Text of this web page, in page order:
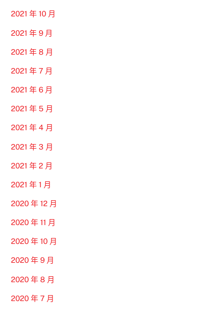
2021 年 10 月
2021 年 9 月
2021 年 8 月
2021 年 7 月
2021 年 6 月
2021 年 5 月
2021 年 4 月
2021 年 3 月
2021 年 2 月
2021 年 1 月
2020 年 12 月
2020 年 11 月
2020 年 10 月
2020 年 9 月
2020 年 8 月
2020 年 7 月